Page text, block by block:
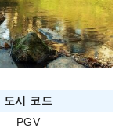
도시 코드
PGV